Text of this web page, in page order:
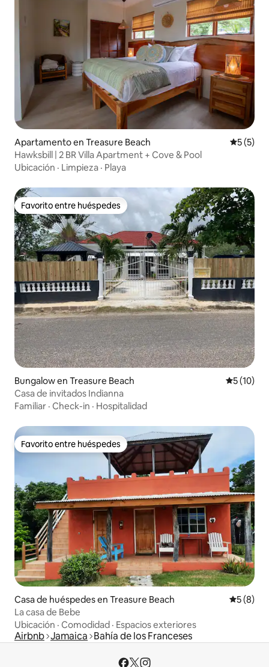
Apartamento en Treasure Beach
5 (5)
Hawksbill | 2 BR Villa Apartment + Cove & Pool
Ubicación · Limpieza · Playa
Favorito entre huéspedes
Favorito entre huéspedes
Bungalow en Treasure Beach
5 (10)
Casa de invitados Indianna
Familiar · Check-in · Hospitalidad
Favorito entre huéspedes
Favorito entre huéspedes
Casa de huéspedes en Treasure Beach
5 (8)
La casa de Bebe
Ubicación · Comodidad · Espacios exteriores
Airbnb Jamaica Bahía de los Franceses